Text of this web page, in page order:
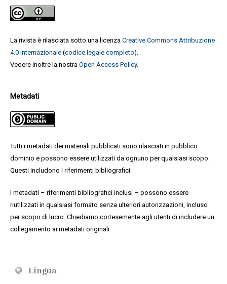
La rivista è rilasciata sotto una licenza Creative Commons Attribuzione
4.0 Internazionale(codice legale completo).
Vedere inoltre la nostra Open Access Policy.
Metadati
Tutti i metadati dei materiali pubblicati sono rilasciati in pubblico
dominio e possono essere utilizzati da ognuno per qualsiasi scopo.
Questi includono i riferimenti bibliografici.
I metadati – riferimenti bibliografici inclusi – possono essere
riutilizzati in qualsiasi formato senza ulteriori autorizzazioni, incluso
per scopo di lucro. Chiediamo cortesemente agli utenti di includere un
collegamento ai metadati originali.
Lingua